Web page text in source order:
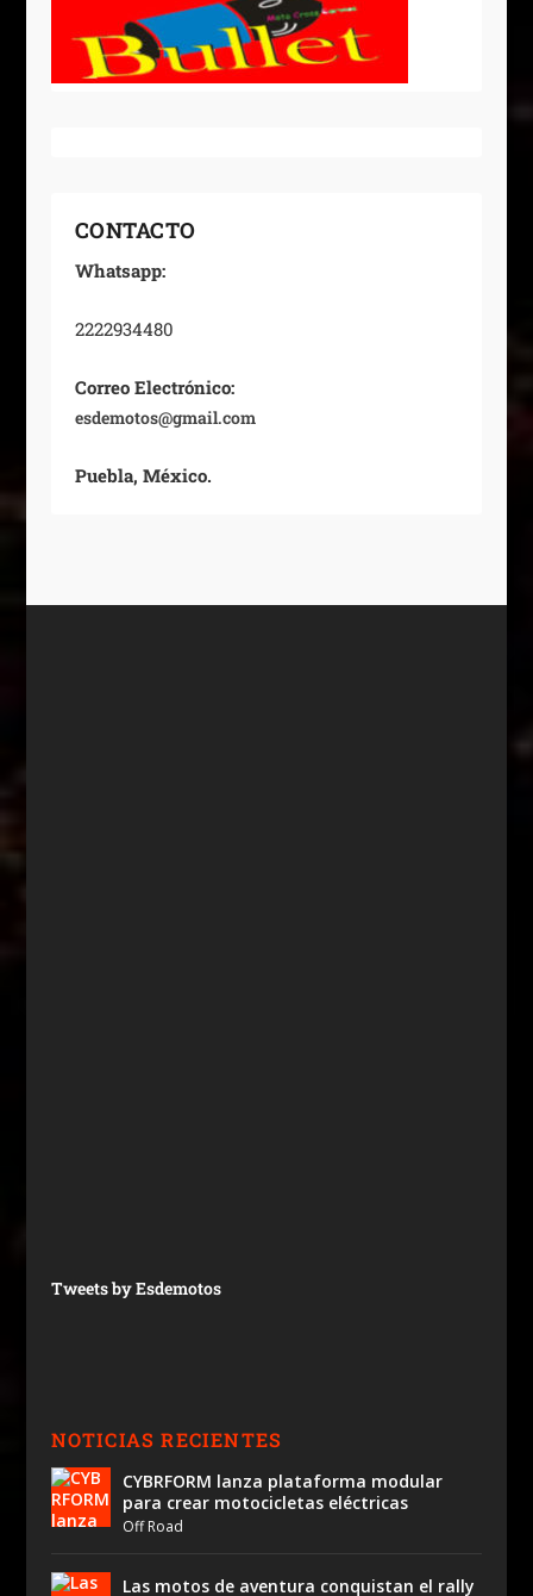
CONTACTO
Whatsapp:
2222934480
Correo Electrónico:
esdemotos@gmail.com
Puebla, México.
Tweets by Esdemotos
NOTICIAS RECIENTES
CYBRFORM lanza plataforma modular
para crear motocicletas eléctricas
Off Road
Las motos de aventura conquistan el rally